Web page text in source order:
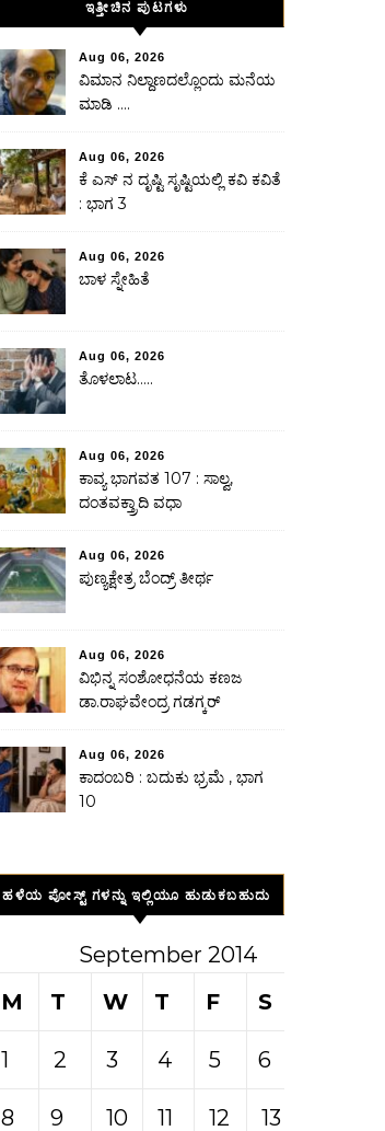
ಇತ್ತೀಚಿನ ಪುಟಗಳು
Aug 06, 2026
ವಿಮಾನ ನಿಲ್ದಾಣದಲ್ಲೊಂದು ಮನೆಯ
ಮಾಡಿ ….
Aug 06, 2026
ಕೆ ಎಸ್ ನ ದೃಷ್ಟಿ ಸೃಷ್ಟಿಯಲ್ಲಿ ಕವಿ ಕವಿತೆ
: ಭಾಗ 3
Aug 06, 2026
ಬಾಳ ಸ್ನೇಹಿತೆ
Aug 06, 2026
ತೊಳಲಾಟ…..
Aug 06, 2026
ಕಾವ್ಯ ಭಾಗವತ 107 : ಸಾಲ್ವ,
ದಂತವಕ್ತ್ರಾದಿ ವಧಾ
Aug 06, 2026
ಪುಣ್ಯಕ್ಷೇತ್ರ ಬೆಂದ್ರ್ ತೀರ್ಥ
Aug 06, 2026
ವಿಭಿನ್ನ ಸಂಶೋಧನೆಯ ಕಣಜ
ಡಾ.ರಾಘವೇಂದ್ರ ಗಡಗ್ಕರ್
Aug 06, 2026
ಕಾದಂಬರಿ : ಬದುಕು ಭ್ರಮೆ , ಭಾಗ
10
ಹಳೆಯ ಪೋಸ್ಟ್ ಗಳನ್ನು ಇಲ್ಲಿಯೂ ಹುಡುಕಬಹುದು
September 2014
M
T W T F S
1 2 3 4 5 6
8 9 10 11 12 13